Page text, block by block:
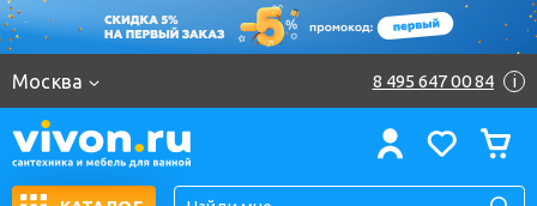
Москва 8 495 647 00 84 i